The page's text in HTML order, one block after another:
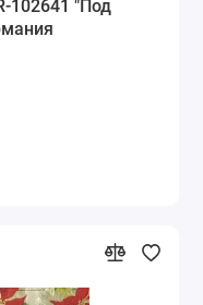
102641 "Под